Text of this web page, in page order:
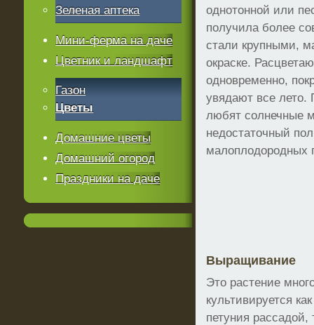
однотонной или
получила более
стали крупными,
окраске.
одновременно,
увядают все лето.
любят солнечные
недостаточный
малоплодородных
Выращивание
Это растение
культивируется
петуния рассадой,
Зеленая аптека
Мини-ферма на даче
Цветник и ландшафт
Газон
Цветы
Домашние цветы
Домашний огород
Праздники на даче